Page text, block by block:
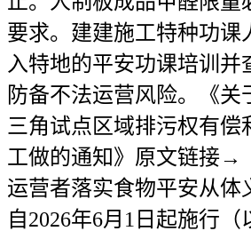
要求。建建施工特种功课
入特地的平安功课培训并
防备不法运营风险。《关
三角试点区域排污权有偿
工做的通知》原文链接→
运营者落实食物平安从体
自2026年6月1日起施行（